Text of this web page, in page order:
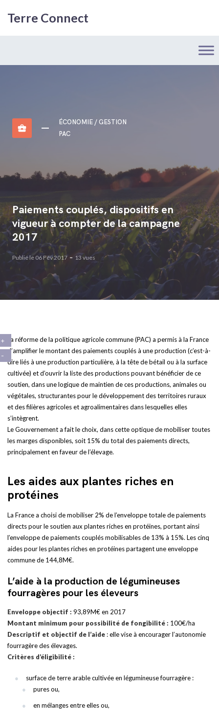
Terre Connect
business_center
ÉCONOMIE / GESTION
PAC
Paiements couplés, dispositifs en
vigueur à compter de la campagne
2017
Publié le 06 Fév 2017 13 vues
La réforme de la politique agricole commune (PAC) a permis à la France
d’amplifier le montant des paiements couplés à une production (c’est-à-
dire liés à une production particulière, à la tête de bétail ou à la surface
cultivée) et d’ouvrir la liste des productions pouvant bénéficier de ce
soutien, dans une logique de maintien de ces productions, animales ou
végétales, structurantes pour le développement des territoires ruraux
et des filières agricoles et agroalimentaires dans lesquelles elles
s’intègrent.
Le Gouvernement a fait le choix, dans cette optique de mobiliser toutes
les marges disponibles, soit 15% du total des paiements directs,
principalement en faveur de l’élevage.
Les aides aux plantes riches en
protéines
La France a choisi de mobiliser 2% de l’enveloppe totale de paiements
directs pour le soutien aux plantes riches en protéines, portant ainsi
l’enveloppe de paiements couplés mobilisables de 13% à 15%. Les cinq
aides pour les plantes riches en protéines partagent une enveloppe
commune de 144,8M€.
L’aide à la production de légumineuses
fourragères pour les éleveurs
Enveloppe objectif : 93,89M€ en 2017
Montant minimum pour possibilité de fongibilité : 100€/ha
Descriptif et objectif de l’aide : elle vise à encourager l’autonomie
fourragère des élevages.
Critères d’éligibilité :
surface de terre arable cultivée en légumineuse fourragère :
pures ou,
en mélanges entre elles ou,